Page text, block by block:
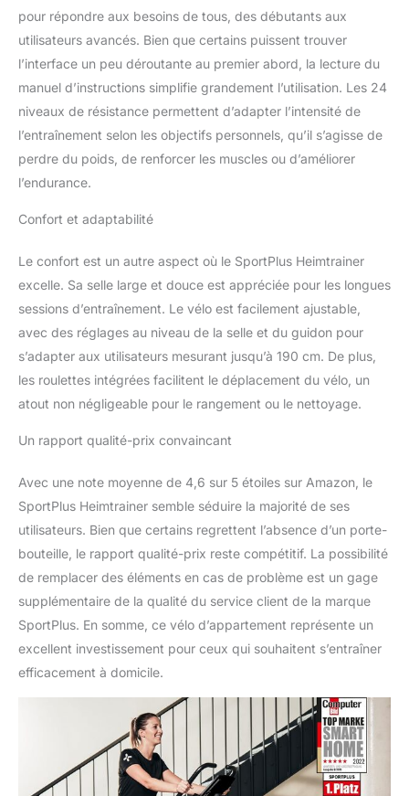
monde entier avec
Kinomap grâce au grand
nombre de vidéos
d'entraînement. Reçois ton
code de réduction
personnel à l'achat d'un
appareil compatible avec
l'app et teste les fonctions
L'appareil se monte
rapidement et, avec des
dimensions d'environ
102x51x140 cm (LxlxH), il
place. Même les
personnes très grandes
(jusqu'à 220 cm et 150 kg)
problème. Après
de rouler le vélo de fitness
stable sur le côté. La
livraison est effectuée en
deux paquets qui peuvent
arriver à des moments
différents.
ENTRAÎNEMENT À
Ce vélo d'appartement à la
technologie exceptionnelle
Procure-toi dès
maintenant cet appareil de
fitness moderne et
apporte de la variété et de
l'efficacité à ton
pour répondre aux besoins de tous, des débutants aux
utilisateurs avancés. Bien que certains puissent trouver
l’interface un peu déroutante au premier abord, la lecture du
manuel d’instructions simplifie grandement l’utilisation. Les 24
niveaux de résistance permettent d’adapter l’intensité de
l’entraînement selon les objectifs personnels, qu’il s’agisse de
perdre du poids, de renforcer les muscles ou d’améliorer
l’endurance.
Confort et adaptabilité
Le confort est un autre aspect où le SportPlus Heimtrainer
excelle. Sa selle large et douce est appréciée pour les longues
sessions d’entraînement. Le vélo est facilement ajustable,
avec des réglages au niveau de la selle et du guidon pour
s’adapter aux utilisateurs mesurant jusqu’à 190 cm. De plus,
les roulettes intégrées facilitent le déplacement du vélo, un
atout non négligeable pour le rangement ou le nettoyage.
Un rapport qualité-prix convaincant
Avec une note moyenne de 4,6 sur 5 étoiles sur Amazon, le
SportPlus Heimtrainer semble séduire la majorité de ses
utilisateurs. Bien que certains regrettent l’absence d’un porte-
bouteille, le rapport qualité-prix reste compétitif. La possibilité
de remplacer des éléments en cas de problème est un gage
supplémentaire de la qualité du service client de la marque
SportPlus. En somme, ce vélo d’appartement représente un
excellent investissement pour ceux qui souhaitent s’entraîner
efficacement à domicile.